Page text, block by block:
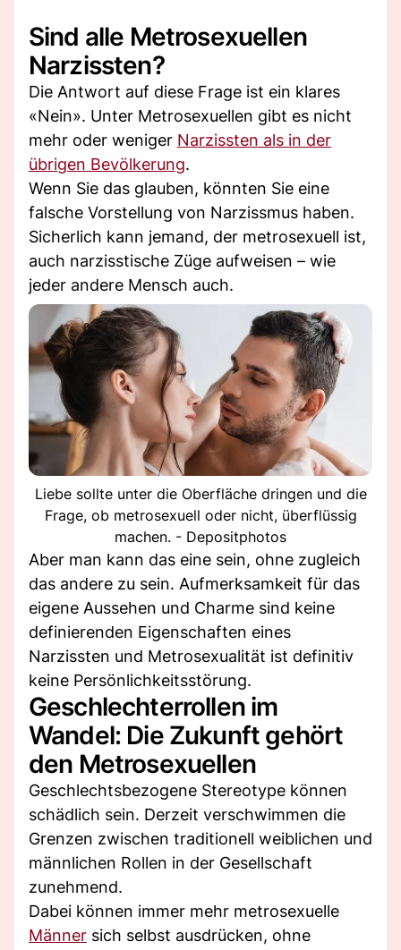
Sind alle Metrosexuellen
Narzissten?
Die Antwort auf diese Frage ist ein klares
«Nein». Unter Metrosexuellen gibt es nicht
mehr oder weniger Narzissten als in der
übrigen Bevölkerung.
Wenn Sie das glauben, könnten Sie eine
falsche Vorstellung von Narzissmus haben.
Sicherlich kann jemand, der metrosexuell ist,
auch narzisstische Züge aufweisen – wie
jeder andere Mensch auch.
Liebe sollte unter die Oberfläche dringen und die
Frage, ob metrosexuell oder nicht, überflüssig
machen. - Depositphotos
Aber man kann das eine sein, ohne zugleich
das andere zu sein. Aufmerksamkeit für das
eigene Aussehen und Charme sind keine
definierenden Eigenschaften eines
Narzissten und Metrosexualität ist definitiv
keine Persönlichkeitsstörung.
Geschlechterrollen im
Wandel: Die Zukunft gehört
den Metrosexuellen
Geschlechtsbezogene Stereotype können
schädlich sein. Derzeit verschwimmen die
Grenzen zwischen traditionell weiblichen und
männlichen Rollen in der Gesellschaft
zunehmend.
Dabei können immer mehr metrosexuelle
Männer sich selbst ausdrücken, ohne